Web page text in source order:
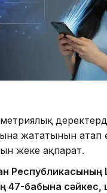
жататынын атап
жеке ақпарат.
Республикасының
47-бабына сәйкес,